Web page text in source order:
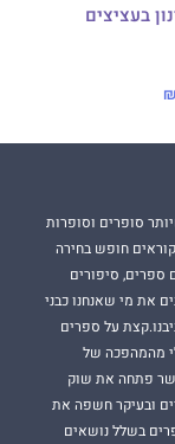
בעציצים
סופרים וסופרות
חופש בחירה
ספרים, סיפורים
את מי שאנחנו כבני
על ספרים
מהמהפכה של
פתחה את שוק
ובעיקר חשפה את
בשלל נושאים